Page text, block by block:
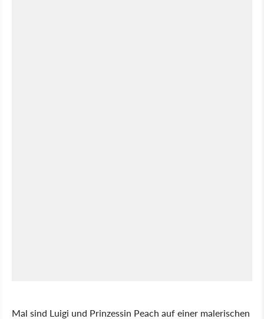
Mal sind Luigi und Prinzessin Peach auf einer malerischen